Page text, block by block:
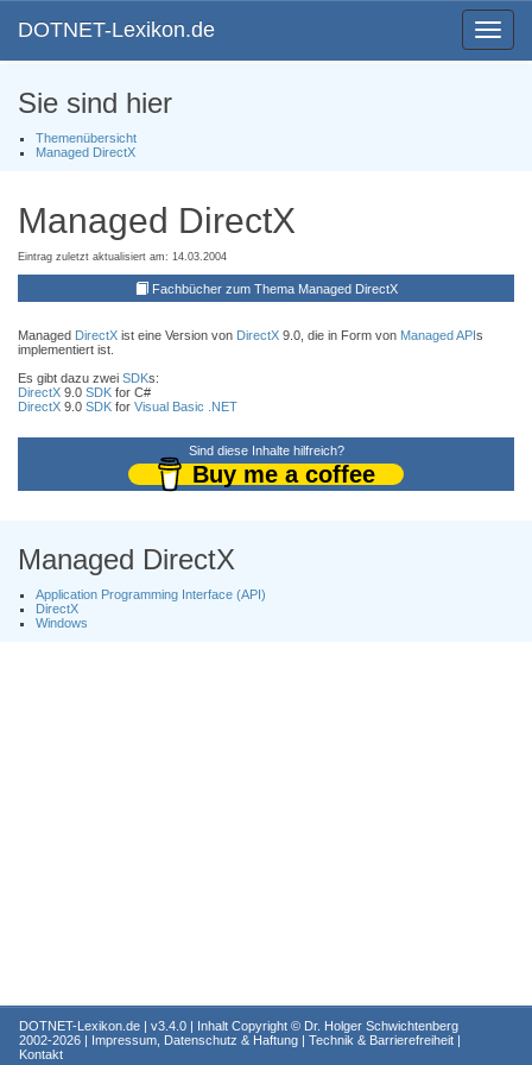
Toggle
DOTNET-Lexikon.de
Sie sind hier
Themenübersicht
Managed DirectX
Managed DirectX
Eintrag zuletzt aktualisiert am: 14.03.2004
Fachbücher zum Thema Managed DirectX
Managed DirectX ist eine Version von DirectX 9.0, die in Form von Managed APIs
implementiert ist.
Es gibt dazu zwei SDKs:
DirectX 9.0 SDK for C#
DirectX 9.0 SDK for Visual Basic .NET
Sind diese Inhalte hilfreich?
Buy me a coffee
Managed DirectX
Application Programming Interface (API)
DirectX
Windows
DOTNET-Lexikon.de | v3.4.0 | Inhalt Copyright © Dr. Holger Schwichtenberg
2002-2026 | Impressum, Datenschutz & Haftung | Technik & Barrierefreiheit |
Kontakt